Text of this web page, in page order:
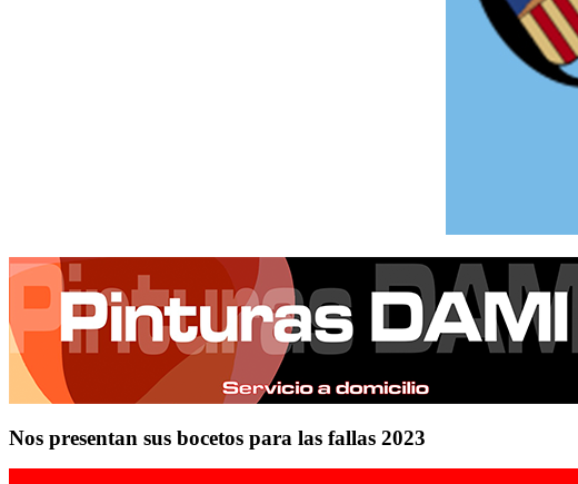
Nos presentan sus bocetos para las fallas 2023